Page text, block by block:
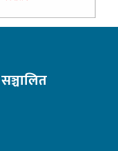
सञ्चालित